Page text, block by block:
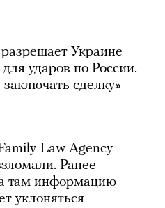
Украине
ударов по России.
сделку»
Law Agency
Ранее
там информацию
уклоняться